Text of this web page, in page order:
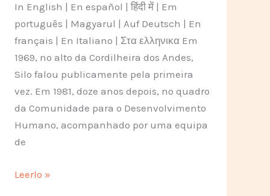
In English | En español | हिंदी में | Em
português | Magyarul | Auf Deutsch | En
français | En Italiano | Στα ελληνικα Em
1969, no alto da Cordilheira dos Andes,
Silo falou publicamente pela primeira
vez. Em 1981, doze anos depois, no quadro
da Comunidade para o Desenvolvimento
Humano, acompanhado por uma equipa
de
Ainda
Leerlo »